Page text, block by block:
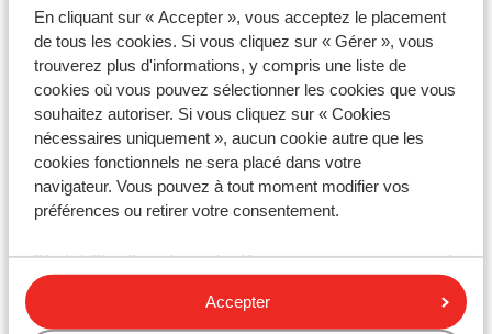
En cliquant sur « Accepter », vous acceptez le placement
de tous les cookies. Si vous cliquez sur « Gérer », vous
trouverez plus d'informations, y compris une liste de
cookies où vous pouvez sélectionner les cookies que vous
souhaitez autoriser. Si vous cliquez sur « Cookies
nécessaires uniquement », aucun cookie autre que les
cookies fonctionnels ne sera placé dans votre
navigateur. Vous pouvez à tout moment modifier vos
préférences ou retirer votre consentement.
Accepter
Matériel de ski
Autres hébergements - Val d'Isère-
Tignes
Hôtel VoulezVous
Chalet Skadi - prix exclusif
Résidence Le Taos